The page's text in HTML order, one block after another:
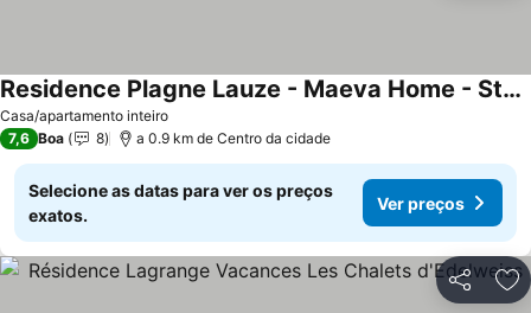
Casa/apartamento inteiro
Residence Plagne Lauze - Maeva Home - Studio Sélection (2 People)
7,6 Boa 8 a 0.9 km de Centro da cidade
Selecione as datas para ver os preços
exatos.
Ver preços
Partilhar